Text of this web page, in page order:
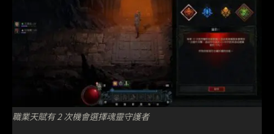
職業天賦有 2 次機會選擇魂靈守護者